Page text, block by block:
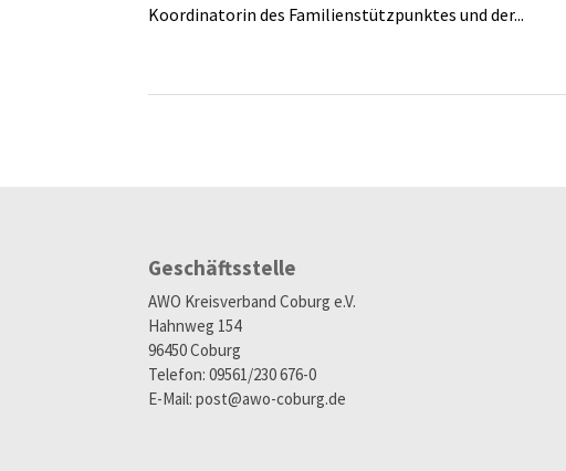
Koordinatorin des Familienstützpunktes und der...
Geschäftsstelle
AWO Kreisverband Coburg e.V.
Hahnweg 154
96450 Coburg
Telefon: 09561/230 676-0
E-Mail:post@awo-coburg.de